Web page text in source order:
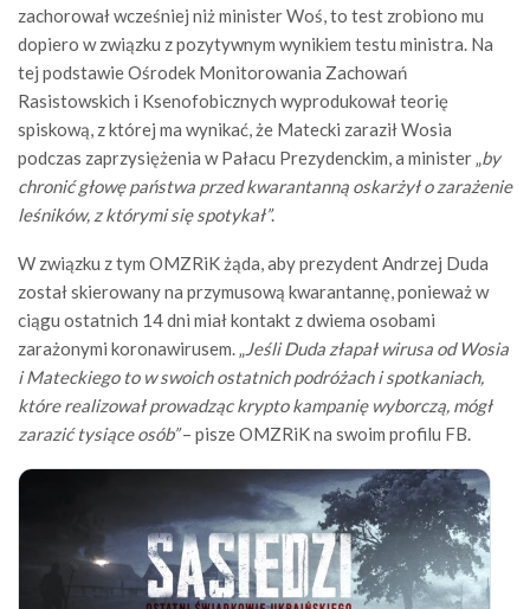
zachorował wcześniej niż minister Woś, to test zrobiono mu
dopiero w związku z pozytywnym wynikiem testu ministra. Na
tej podstawie Ośrodek Monitorowania Zachowań
Rasistowskich i Ksenofobicznych wyprodukował teorię
spiskową, z której ma wynikać, że Matecki zaraził Wosia
podczas zaprzysiężenia w Pałacu Prezydenckim, a minister „by
chronić głowę państwa przed kwarantanną oskarżył o zarażenie
leśników, z którymi się spotykał”.
W związku z tym OMZRiK żąda, aby prezydent Andrzej Duda
został skierowany na przymusową kwarantannę, ponieważ w
ciągu ostatnich 14 dni miał kontakt z dwiema osobami
zarażonymi koronawirusem. „Jeśli Duda złapał wirusa od Wosia
i Mateckiego to w swoich ostatnich podróżach i spotkaniach,
które realizował prowadząc krypto kampanię wyborczą, mógł
zarazić tysiące osób”– pisze OMZRiK na swoim profilu FB.